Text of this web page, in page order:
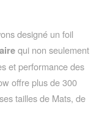
designé un foil
qui non seulement
et performance des
offre plus de 300
tailles de Mats, de